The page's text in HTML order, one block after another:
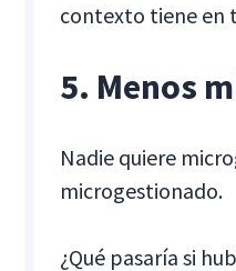
contexto tiene en
5. Menos
Nadie quiere
microgestionado.
¿Qué pasaría si